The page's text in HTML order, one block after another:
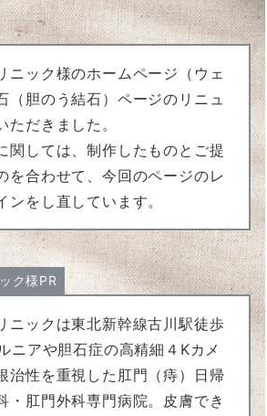
ニック様のホームページ（ウェ
（胆のう結石）ページのリニュ
ただきました。
関しては、制作したものとご提
を合わせて、今回のページのレ
ンをし直しています。
ク様PR
ニックは東北新幹線古川駅徒歩
ニアや胆石症の高精細４Kカメ
治性を重視した肛門（痔）日帰
・肛門外科専門病院。皮膚でき